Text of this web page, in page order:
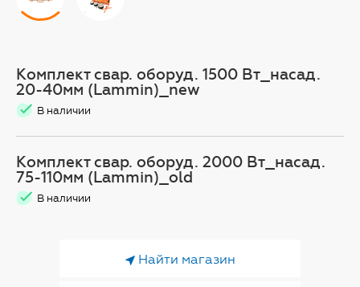
Комплект свар. оборуд. 1500 Вт_насад.
20-40мм (Lammin)_new
В наличии
Комплект свар. оборуд. 2000 Вт_насад.
75-110мм (Lammin)_old
В наличии
Найти магазин